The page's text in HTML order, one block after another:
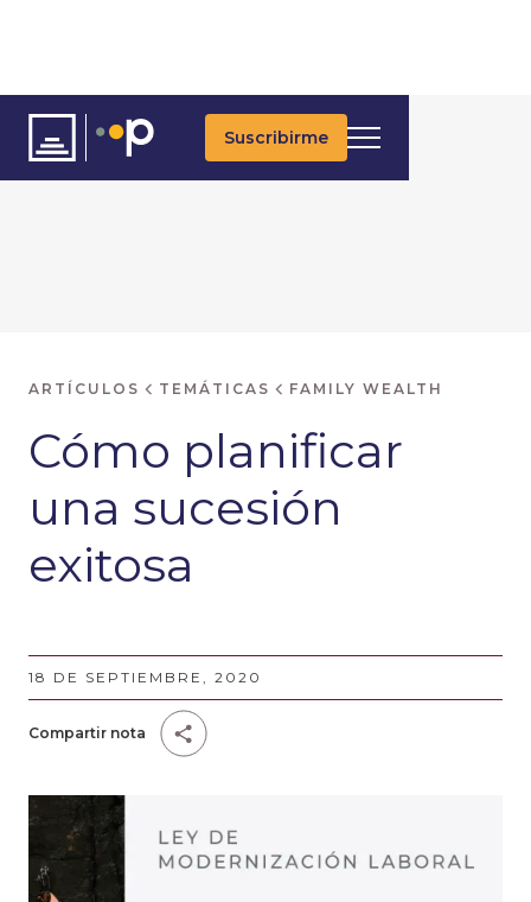
Suscribirme
ARTÍCULOS TEMÁTICAS FAMILY WEALTH
Cómo planificar
una sucesión
exitosa
18 DE SEPTIEMBRE, 2020
Compartir nota